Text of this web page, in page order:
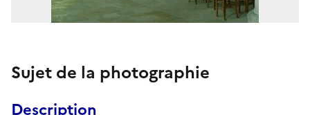
Sujet de la photographie
Description